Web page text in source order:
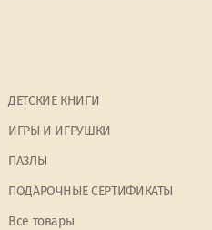
ДЕТСКИЕ КНИГИ
ИГРЫ И ИГРУШКИ
ПАЗЛЫ
ПОДАРОЧНЫЕ СЕРТИФИКАТЫ
Все товары